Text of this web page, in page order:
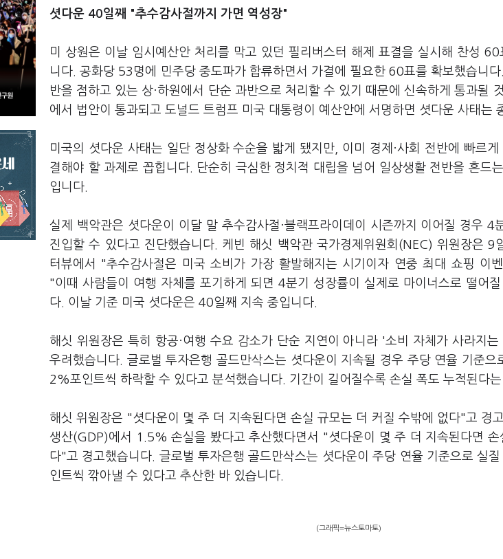
셧다운 40일째 "추수감사절까지 가면 역성장"
미 상원은 이날 임시예산안 처리를 막고 있던 필리버스터 해제 표결을 실시해 찬성
니다. 공화당 53명에 민주당 중도파가 합류하면서 가결에 필요한 60표를 확보했습니
반을 점하고 있는 상·하원에서 단순 과반으로 처리할 수 있기 때문에 신속하게 통과될
에서 법안이 통과되고 도널드 트럼프 미국 대통령이 예산안에 서명하면 셧다운 사태는
미국의 셧다운 사태는 일단 정상화 수순을 밟게 됐지만, 이미 경제·사회 전반에 빠르
결해야 할 과제로 꼽힙니다. 단순히 극심한 정치적 대립을 넘어 일상생활 전반을 흔드
입니다.
실제 백악관은 셧다운이 이달 말 추수감사절·블랙프라이데이 시즌까지 이어질 경우 4
진입할 수 있다고 진단했습니다. 케빈 해싯 백악관 국가경제위원회(NEC) 위원장은 9
터뷰에서 "추수감사절은 미국 소비가 가장 활발해지는 시기이자 연중 최대 쇼핑 이
"이때 사람들이 여행 자체를 포기하게 되면 4분기 성장률이 실제로 마이너스로 떨어
다. 이날 기준 미국 셧다운은 40일째 지속 중입니다.
해싯 위원장은 특히 항공·여행 수요 감소가 단순 지연이 아니라 '소비 자체가 사라지
우려했습니다. 글로벌 투자은행 골드만삭스는 셧다운이 지속될 경우 주당 연율 기준으
2%포인트씩 하락할 수 있다고 분석했습니다. 기간이 길어질수록 손실 폭도 누적된다는
해싯 위원장은 "셧다운이 몇 주 더 지속된다면 손실 규모는 더 커질 수밖에 없다"고 경
생산(GDP)에서 1.5% 손실을 봤다고 추산했다면서 "셧다운이 몇 주 더 지속된다면 손
다"고 경고했습니다. 글로벌 투자은행 골드만삭스는 셧다운이 주당 연율 기준으로 실
인트씩 깎아낼 수 있다고 추산한 바 있습니다.
(그래픽=뉴스토마토)